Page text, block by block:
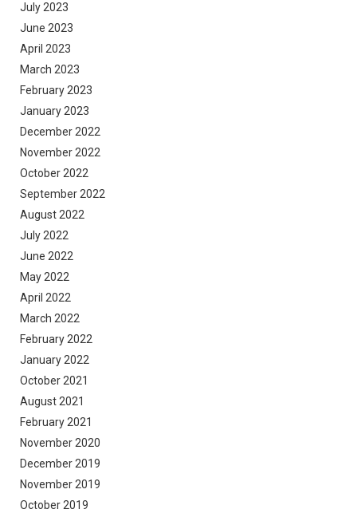
July 2023
June 2023
April 2023
March 2023
February 2023
January 2023
December 2022
November 2022
October 2022
September 2022
August 2022
July 2022
June 2022
May 2022
April 2022
March 2022
February 2022
January 2022
October 2021
August 2021
February 2021
November 2020
December 2019
November 2019
October 2019